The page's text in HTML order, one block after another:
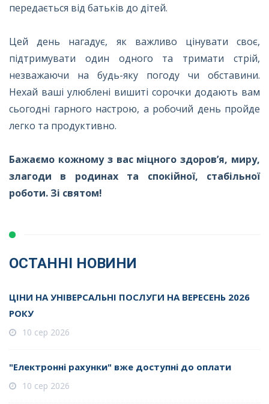
передається від батьків до дітей.
Цей день нагадує, як важливо цінувати своє,
підтримувати один одного та тримати стрій,
незважаючи на будь-яку погоду чи обставини.
Нехай ваші улюблені вишиті сорочки додають вам
сьогодні гарного настрою, а робочий день пройде
легко та продуктивно.
Бажаємо кожному з вас міцного здоров’я, миру,
злагоди в родинах та спокійної, стабільної
роботи. Зі святом!
ОСТАННІ НОВИНИ
ЦІНИ НА УНІВЕРСАЛЬНІ ПОСЛУГИ НА ВЕРЕСЕНЬ 2026
РОКУ
10 сер 2026
"Електронні рахунки" вже доступні до оплати
10 сер 2026